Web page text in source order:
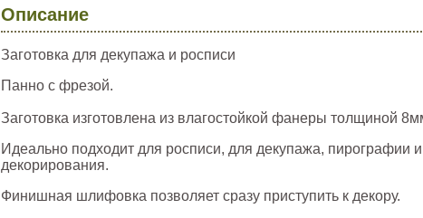
Описание
Заготовка для декупажа и росписи
Панно с фрезой.
Заготовка изготовлена из влагостойкой фанеры толщиной
Идеально подходит для росписи, для декупажа, пирографии
декорирования.
Финишная шлифовка позволяет сразу приступить к декору.